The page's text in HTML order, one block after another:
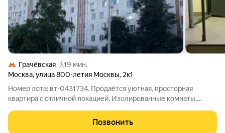
Грачёвская
19 мин.
Москва,улица 800-летия Москвы, 2к1
Номер лота: вт-0431734. Продаётся уютная, просторная
квартира с отличной локацией. Изолированные комнаты,
Ангарские пруды. Парк обустроен спортивными и детскими
площадками, есть теннисный корт,
Позвонить